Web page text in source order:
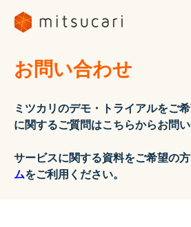
お問い合わせ
ミツカリのデモ・トライアルをご
に関するご質問はこちらからお問い
サービスに関する資料をご希望の方
ムをご利用ください。